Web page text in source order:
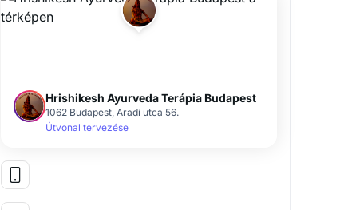
Hrishikesh Ayurveda Terápia Budapest
1062 Budapest, Aradi utca 56.
Útvonal tervezése